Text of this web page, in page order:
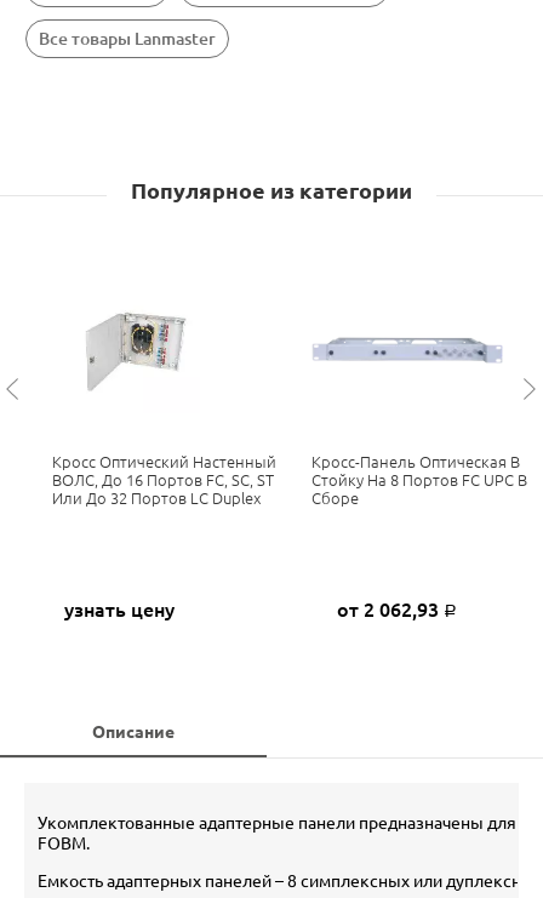
Все товары Lanmaster
Популярное из категории
Кросс Оптический Настенный
ВОЛС, До 16 Портов FC, SC, ST
Или До 32 Портов LC Duplex
узнать цену
Кросс-Панель Оптическая В
Стойку На 8 Портов FC UPC В
Сборе
от 2 062,93 Р
Описание
Укомплектованные адаптерные панели предназначены для
FOBM.
Емкость адаптерных панелей – 8 симплексных или